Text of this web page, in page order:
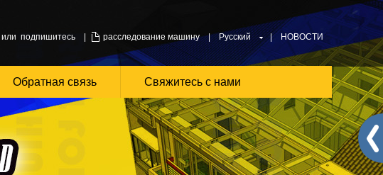
НОВОСТИ
|
Русский
|
расследование машину
или подпишитесь
Обратная связь Свяжитесь с нами